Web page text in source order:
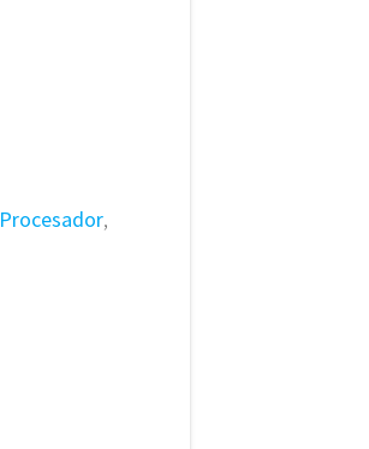
Procesador,